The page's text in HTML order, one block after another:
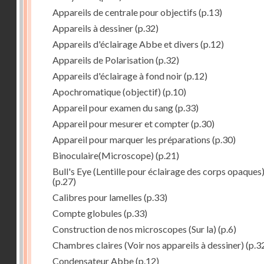
Appareils de centrale pour objectifs (p.13)
Appareils à dessiner(p.32)
Appareils d'éclairage Abbe et divers (p.12)
Appareils de Polarisation(p.32)
Appareils d'éclairage à fond noir(p.12)
Apochromatique (objectif) (p.10)
Appareil pour examen du sang(p.33)
Appareil pour mesurer et compter(p.30)
Appareil pour marquer les préparations (p.30)
Binoculaire(Microscope) (p.21)
Bull's Eye (Lentille pour éclairage des corps opaques)
(p.27)
Calibres pour lamelles (p.33)
Compte globules (p.33)
Construction de nos microscopes (Sur la) (p.6)
Chambres claires (Voir nos appareils à dessiner)
Condensateur Abbe(p.12)